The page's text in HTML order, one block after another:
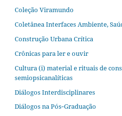
Coleção Viramundo
Coletânea Interfaces Ambiente,
Construção Urbana Crítica
Crônicas para ler e ouvir
Cultura (i) material e rituais de
semiopsicanalíticas
Diálogos Interdisciplinares
Diálogos na Pós‐Graduação